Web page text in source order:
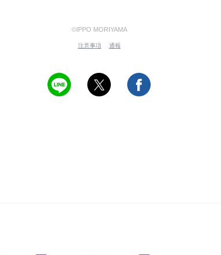
©IPPO MORIYAMA
注意事項 通報